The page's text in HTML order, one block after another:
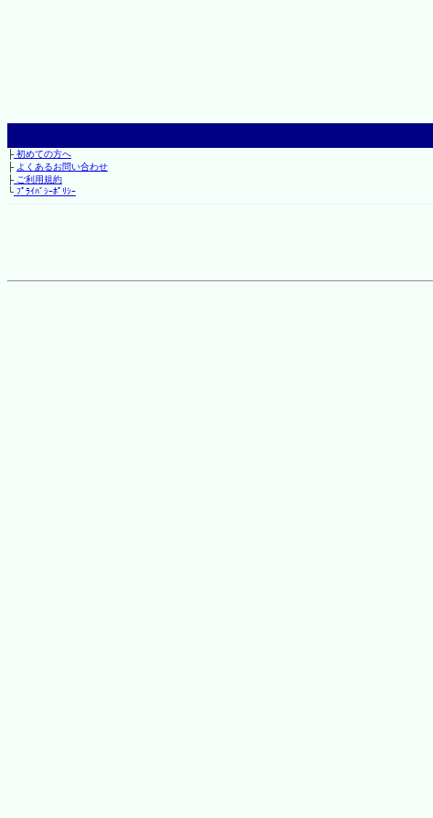
├初めての方へ
├ よくあるお問い合わせ
├ご利用規約
└ﾌﾟﾗｲﾊﾞｼｰﾎﾟﾘｼｰ